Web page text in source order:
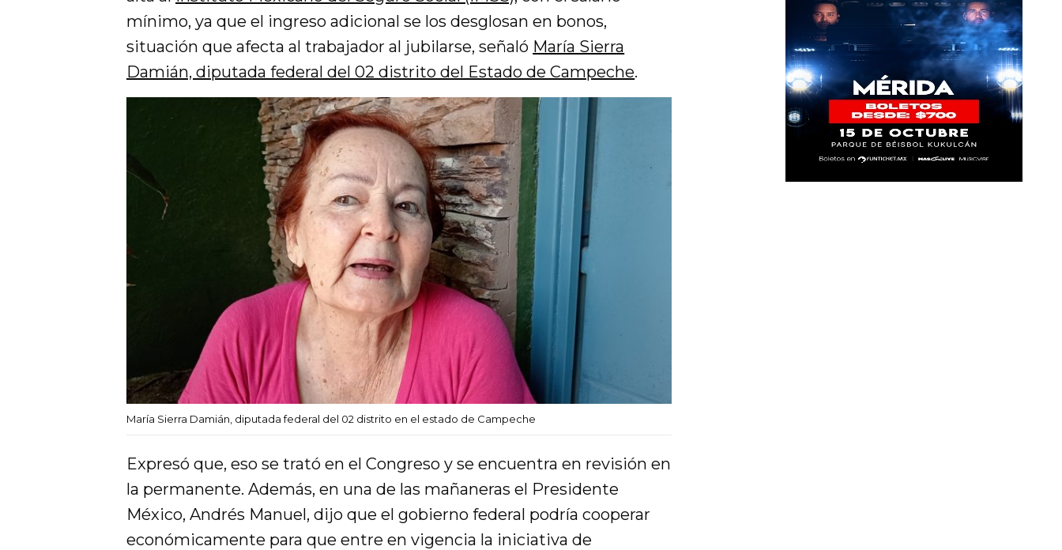
mínimo, ya que el ingreso adicional se los desglosan en bonos,
situación que afecta al trabajador al jubilarse, señaló María Sierra
Damián, diputada federal del 02 distrito del Estado de Campeche.
María Sierra Damián, diputada federal del 02 distrito en el estado de Campeche
Expresó que, eso se trató en el Congreso y se encuentra en revisión en
la permanente. Además, en una de las mañaneras el Presidente
México, Andrés Manuel, dijo que el gobierno federal podría cooperar
económicamente para que entre en vigencia la iniciativa de